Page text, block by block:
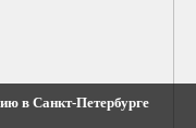
в Санкт-Петербурге